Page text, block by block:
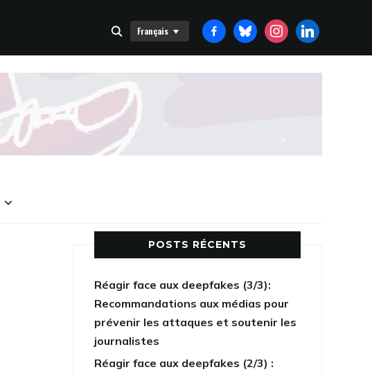
Français
FACEBOOK-
ALT
BLUESKYINSTAGRAMLINKEDIN
POSTS RÉCENTS
Réagir face aux deepfakes (3/3):
Recommandations aux médias pour
prévenir les attaques et soutenir les
journalistes
Réagir face aux deepfakes (2/3) :